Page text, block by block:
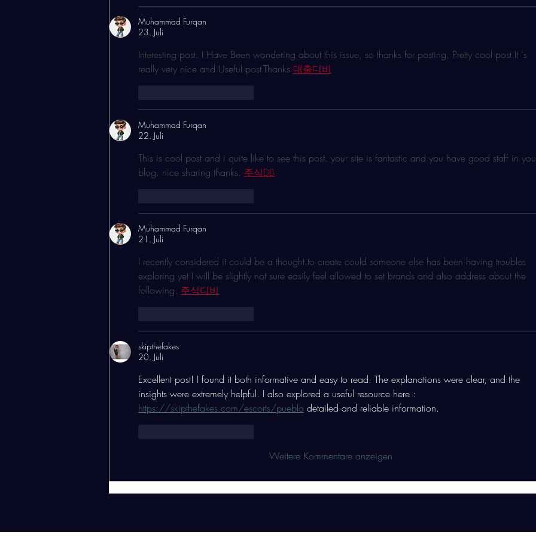
Muhammad Furqan
23. Juli
Interesting post. I Have Been wondering about this issue, so thanks for posting. Pretty cool post.It 's
really very nice and Useful post.Thanks 대출디비
Muhammad Furqan
22. Juli
This is cool post and i quite like to see this post. your site is fantastic and you have good staff in
blog. nice sharing thanks. 주식DB
Muhammad Furqan
21. Juli
I recently considered it could be a thought to create could someone else has been having troubles
exploring yet I will be slightly not sure easily feel allowed to set brands and also address about the
following. 주식디비
skipthefakes
20. Juli
Excellent post! I found it both informative and easy to read. The explanations were clear, and the
insights were extremely helpful. I also explored a useful resource here :
https://skipthefakes.com/escorts/pueblo detailed and reliable information.
Weitere Kommentare anzeigen